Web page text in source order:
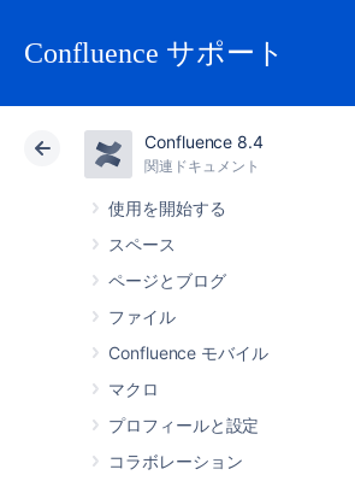
Confluence サポート
Confluence 8.4
関連ドキュメント
使用を開始する
スペース
ページとブログ
ファイル
Confluence モバイル
マクロ
プロフィールと設定
コラボレーション
アトラシアン サポート
クラウド Data Center 8.4
ログイン失
する Captcha
を行う
Confluence の設定により、ログイ